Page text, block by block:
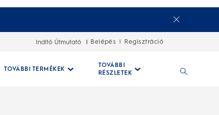
Indító Útmutató Belépés Regisztráció
TOVÁBBI TERMÉKEK
TOVÁBBI
RÉSZLETEK